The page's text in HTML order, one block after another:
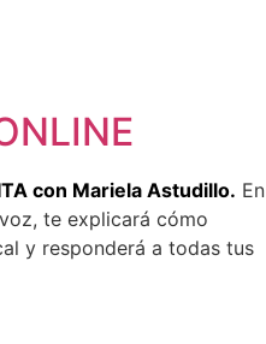
con Mariela Astudillo. En
te explicará cómo
y responderá a todas tus